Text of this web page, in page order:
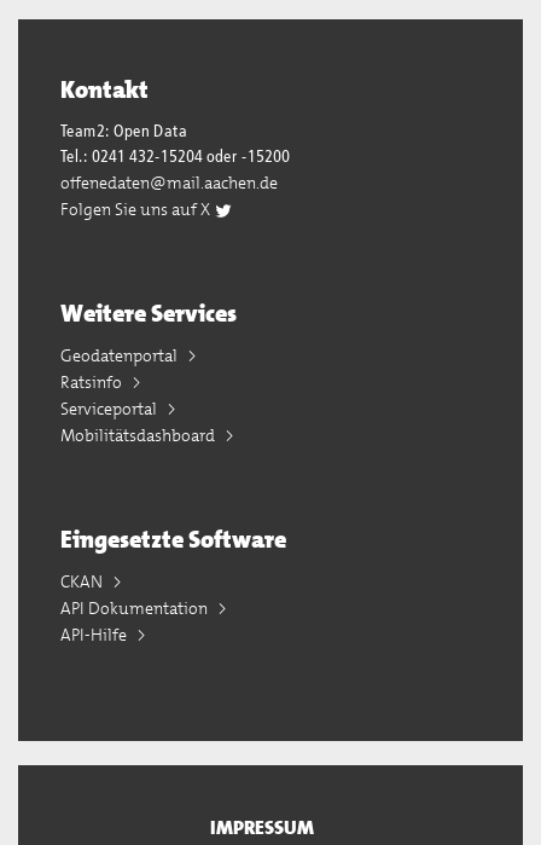
Kontakt
Team2: Open Data
Tel.: 0241 432-15204 oder -15200
offenedaten@mail.aachen.de
Folgen Sie uns auf X
Weitere Services
Geodatenportal
Ratsinfo
Serviceportal
Mobilitätsdashboard
Eingesetzte Software
CKAN
API Dokumentation
API-Hilfe
IMPRESSUM